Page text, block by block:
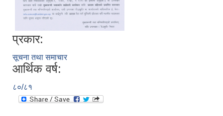
प्रकार:
सूचना तथा समाचार
आर्थिक वर्ष:
८०/८१